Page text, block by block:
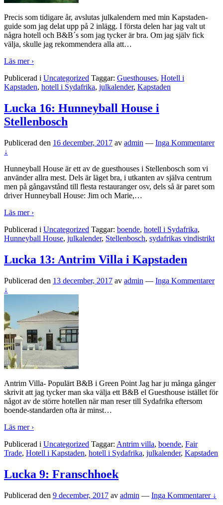
Precis som tidigare år, avslutas julkalendern med min Kapstaden-
guide som jag delat upp på 2 inlägg. I första delen har jag valt ut
några hotell och B&B´s som jag tycker är bra. Om jag själv fick
välja, skulle jag rekommendera alla att…
Läs mer ›
Publicerad i Uncategorized Taggar: Guesthouses, Hotell i
Kapstaden, hotell i Sydafrika, julkalender, Kapstaden
Lucka 16: Hunneyball House i
Stellenbosch
Publicerad den 16 december, 2017 av admin — Inga Kommentarer
↓
Hunneyball House är ett av de guesthouses i Stellenbosch som vi
använder allra mest. Dels är läget bra, i utkanten av själva centrum
men på gångavstånd till flesta restauranger osv, dels så är paret som
driver Hunneyball House: Jim och Marie,…
Läs mer ›
Publicerad i Uncategorized Taggar: boende, hotell i Sydafrika,
Hunneyball House, julkalender, Stellenbosch, sydafrikas vindistrikt
Lucka 13: Antrim Villa i Kapstaden
Publicerad den 13 december, 2017 av admin — Inga Kommentarer
↓
Antrim Villa- Populärt B&B i Green Point Jag har ju många gånger
skrivit att jag tycker man ska välja ett B&B el Guesthouse istället för
något av de större hotellen när man reser till Sydafrika eftersom
boende-standarden ofta är minst…
Läs mer ›
Publicerad i Uncategorized Taggar: Antrim villa, boende, Fair
Trade, Hotell i Kapstaden, hotell i Sydafrika, julkalender, Kapstaden
Lucka 9: Franschhoek
Publicerad den 9 december, 2017 av admin — Inga Kommentarer ↓